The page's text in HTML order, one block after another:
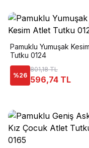
Pamuklu Yumuşak
Tutku 0124
%26
801,18 TL
596,74 TL